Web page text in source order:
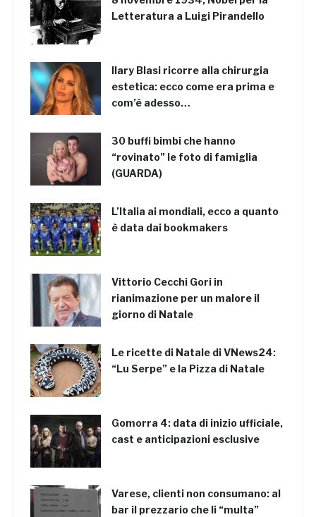
Letteratura a Luigi Pirandello
Ilary Blasi ricorre alla chirurgia
estetica: ecco come era prima e
com’è adesso…
30 buffi bimbi che hanno
“rovinato” le foto di famiglia
(GUARDA)
L’Italia ai mondiali, ecco a quanto
è data dai bookmakers
Vittorio Cecchi Gori in
rianimazione per un malore il
giorno di Natale
Le ricette di Natale di VNews24:
“Lu Serpe” e la Pizza di Natale
Gomorra 4: data di inizio ufficiale,
cast e anticipazioni esclusive
Varese, clienti non consumano: al
bar il prezzario che li “multa”